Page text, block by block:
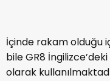
İçinde rakam olduğu
bile GR8 İngilizce’deki